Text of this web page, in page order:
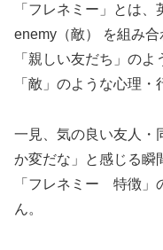
「フレネミー」とは
enemy（敵） を組み
「親しい友だち」の
「敵」のような心理・
一見、気の良い友人・
か変だな」と感じる瞬
「フレネミー 特徴」
ん。